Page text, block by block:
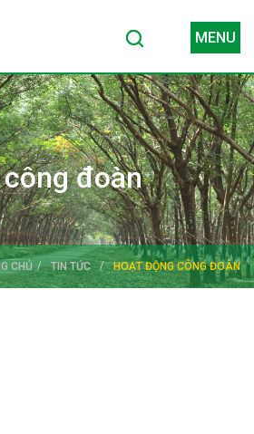
MENU
đoàn
CHỦ TIN TỨC HOẠT ĐỘNG CÔNG ĐOÀN